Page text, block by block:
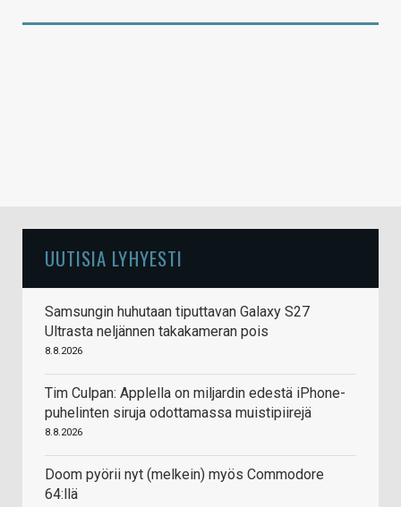
UUTISIA LYHYESTI
Samsungin huhutaan tiputtavan Galaxy S27
Ultrasta neljännen takakameran pois
8.8.2026
Tim Culpan: Applella on miljardin edestä iPhone-
puhelinten siruja odottamassa muistipiirejä
8.8.2026
Doom pyörii nyt (melkein) myös Commodore
64:llä